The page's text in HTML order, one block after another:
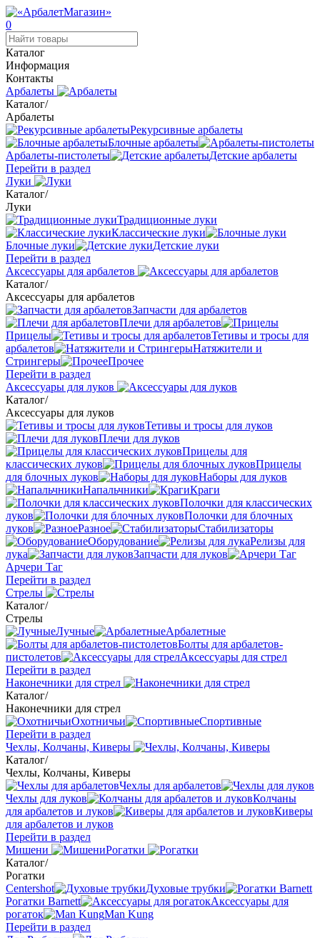
0
Каталог
Информация
Контакты
Арбалеты
Каталог/
Арбалеты
Рекурсивные арбалеты
Блочные арбалеты
Арбалеты-пистолеты
Детские арбалеты
Перейти в раздел
Луки
Каталог/
Луки
Традиционные луки
Классические луки
Блочные луки
Детские луки
Перейти в раздел
Аксессуары для арбалетов
Каталог/
Аксессуары для арбалетов
Запчасти для арбалетов
Плечи для арбалетов
Прицелы
Тетивы и тросы для
арбалетов
Натяжители и
Стрингеры
Прочее
Перейти в раздел
Аксессуары для луков
Каталог/
Аксессуары для луков
Тетивы и тросы для луков
Плечи для луков
Прицелы для
классических луков
Прицелы
для блочных луков
Наборы для луков
Напальчники
Краги
Полочки для классических
луков
Полочки для блочных
луков
Разное
Стабилизаторы
Оборудование
Релизы для
лука
Запчасти для луков
Арчери Таг
Перейти в раздел
Стрелы
Каталог/
Стрелы
Лучные
Арбалетные
Болты для арбалетов-
пистолетов
Аксессуары для стрел
Перейти в раздел
Наконечники для стрел
Каталог/
Наконечники для стрел
Охотничьи
Спортивные
Перейти в раздел
Чехлы, Колчаны, Киверы
Каталог/
Чехлы, Колчаны, Киверы
Чехлы для арбалетов
Чехлы для луков
Колчаны
для арбалетов и луков
Киверы
для арбалетов и луков
Перейти в раздел
Мишени
Рогатки
Каталог/
Рогатки
Centershot
Духовые трубки
Рогатки Barnett
Аксессуары для
рогаток
Man Kung
Перейти в раздел